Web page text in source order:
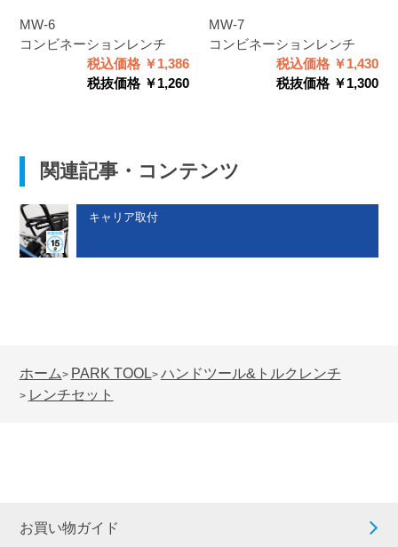
MW-6
コンビネーションレンチ
税込価格 ￥1,386
税抜価格 ￥1,260
MW-7
コンビネーションレンチ
税込価格 ￥1,430
税抜価格 ￥1,300
関連記事・コンテンツ
キャリア取付
ホーム> PARK TOOL> ハンドツール&トルクレンチ
> レンチセット
お買い物ガイド